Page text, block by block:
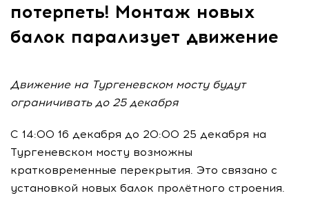
потерпеть! Монтаж новых
балок парализует движение
Движение на Тургеневском мосту будут
ограничивать до 25 декабря
С 14:00 16 декабря до 20:00 25 декабря на
Тургеневском мосту возможны
кратковременные перекрытия. Это связано с
установкой новых балок пролётного строения.